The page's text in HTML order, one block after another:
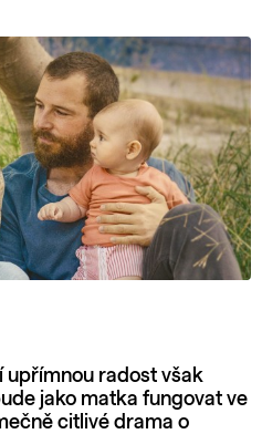
upřímnou radost však
jako matka fungovat ve
citlivé drama o